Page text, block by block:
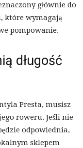
głównie do
które wymagają
pompowanie.
długość
Presta, musisz
roweru. Jeśli nie
odpowiednia,
sklepem